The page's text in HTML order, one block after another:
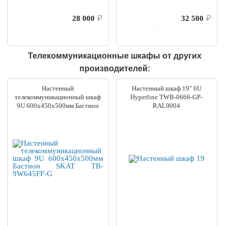
28 000 ₽
32 500 ₽
Телекоммуникационные шкафы от других
производителей:
Настенный
телекоммуникационный шкаф
9U 600х450х500мм Бастион
Настенный шкаф 19" 6U
Hyperline TWB-0666-GP-
RAL9004